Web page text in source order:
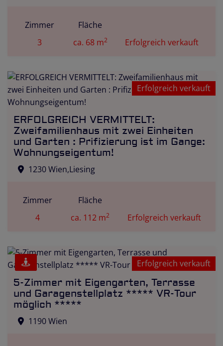
Zimmer
3
Fläche
ca. 68 m2 Erfolgreich verkauft
Erfolgreich verkauft
ERFOLGREICH VERMITTELT:
Zweifamilienhaus mit zwei Einheiten
und Garten : Prifizierung ist im Gange:
Wohnungseigentum!
1230 Wien,Liesing
Zimmer
4
Fläche
ca. 112 m2 Erfolgreich verkauft
Erfolgreich verkauft
5-Zimmer mit Eigengarten, Terrasse
und Garagenstellplatz ***** VR-Tour
möglich *****
1190 Wien